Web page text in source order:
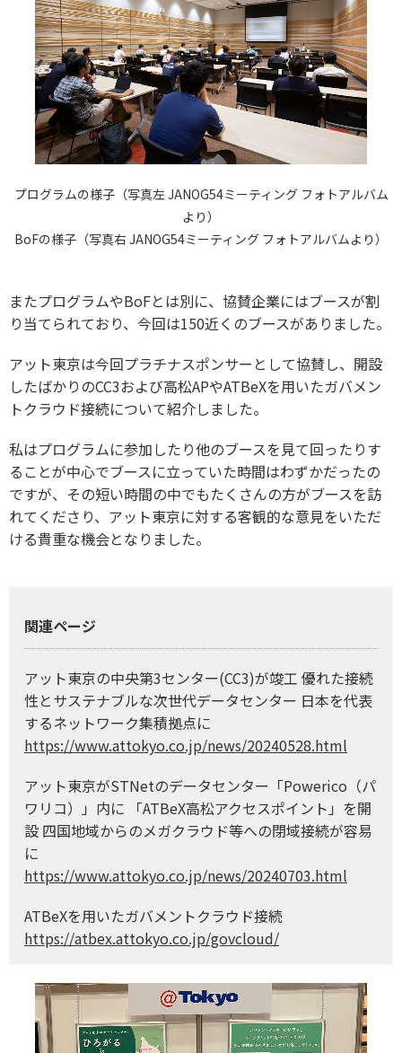
プログラムの様子（写真左 JANOG54ミーティング フォトアルバム
より）
BoFの様子（写真右 JANOG54ミーティング フォトアルバムより）
またプログラムやBoFとは別に、協賛企業にはブースが割
り当てられており、今回は150近くのブースがありました。
アット東京は今回プラチナスポンサーとして協賛し、開設
したばかりのCC3および高松APやATBeXを用いたガバメン
トクラウド接続について紹介しました。
私はプログラムに参加したり他のブースを見て回ったりす
ることが中心でブースに立っていた時間はわずかだったの
ですが、その短い時間の中でもたくさんの方がブースを訪
れてくださり、アット東京に対する客観的な意見をいただ
ける貴重な機会となりました。
関連ページ
アット東京の中央第3センター(CC3)が竣工 優れた接続
性とサステナブルな次世代データセンター 日本を代表
するネットワーク集積拠点に
https://www.attokyo.co.jp/news/20240528.html
アット東京がSTNetのデータセンター「Powerico（パ
ワリコ）」内に 「ATBeX高松アクセスポイント」を開
設 四国地域からのメガクラウド等への閉域接続が容易
に
https://www.attokyo.co.jp/news/20240703.html
ATBeXを用いたガバメントクラウド接続
https://atbex.attokyo.co.jp/govcloud/